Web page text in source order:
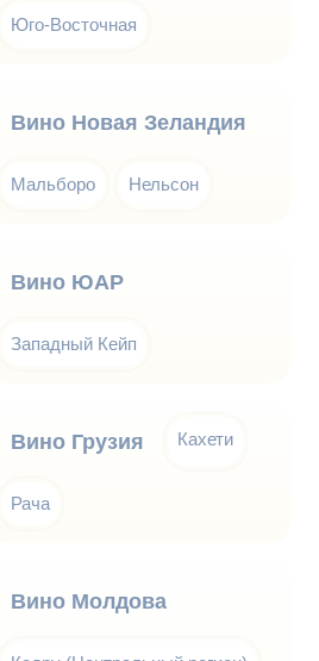
Юго-Восточная
Вино Новая Зеландия
Мальборо Нельсон
Вино ЮАР
Западный Кейп
Вино Грузия Кахети
Рача
Вино Молдова